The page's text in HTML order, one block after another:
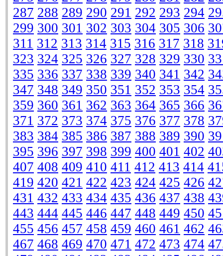
287 288 289 290 291 292 293 294
299 300 301 302 303 304 305 306
311 312 313 314 315 316 317 318
323 324 325 326 327 328 329 330
335 336 337 338 339 340 341 342
347 348 349 350 351 352 353 354
359 360 361 362 363 364 365 366
371 372 373 374 375 376 377 378
383 384 385 386 387 388 389 390
395 396 397 398 399 400 401 402
407 408 409 410 411 412 413 414
419 420 421 422 423 424 425 426
431 432 433 434 435 436 437 438
443 444 445 446 447 448 449 450
455 456 457 458 459 460 461 462
467 468 469 470 471 472 473 474